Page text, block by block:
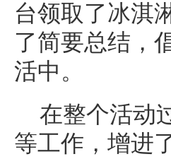
台领取了冰淇
了简要总结，
活中。
在整个活动
等工作，增进